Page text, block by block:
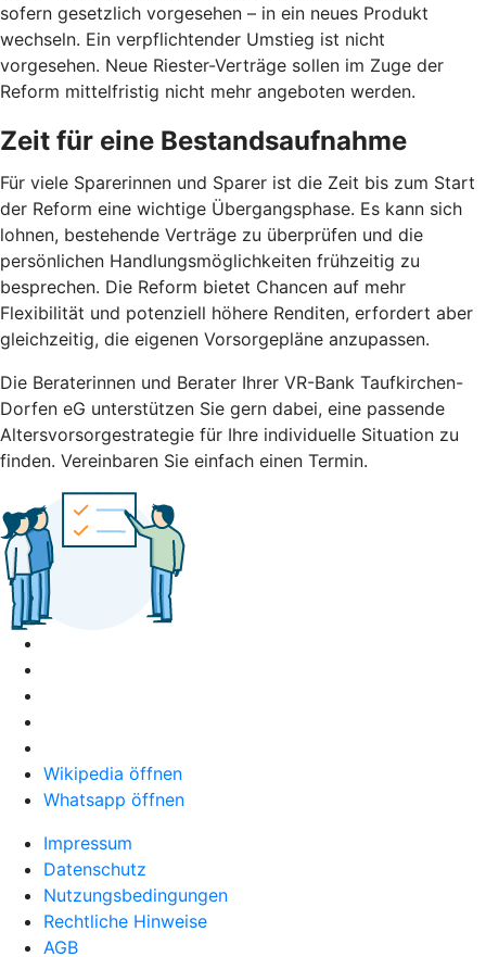
sofern gesetzlich vorgesehen – in ein neues Produkt
wechseln. Ein verpflichtender Umstieg ist nicht
vorgesehen. Neue Riester-Verträge sollen im Zuge der
Reform mittelfristig nicht mehr angeboten werden.
Zeit für eine Bestandsaufnahme
Für viele Sparerinnen und Sparer ist die Zeit bis zum Start
der Reform eine wichtige Übergangsphase. Es kann sich
lohnen, bestehende Verträge zu überprüfen und die
persönlichen Handlungsmöglichkeiten frühzeitig zu
besprechen. Die Reform bietet Chancen auf mehr
Flexibilität und potenziell höhere Renditen, erfordert aber
gleichzeitig, die eigenen Vorsorgepläne anzupassen.
Die Beraterinnen und Berater Ihrer VR-Bank Taufkirchen-
Dorfen eG unterstützen Sie gern dabei, eine passende
Altersvorsorgestrategie für Ihre individuelle Situation zu
finden. Vereinbaren Sie einfach einen Termin.
Wikipedia öffnen
Whatsapp öffnen
Impressum
Datenschutz
Nutzungsbedingungen
Rechtliche Hinweise
AGB